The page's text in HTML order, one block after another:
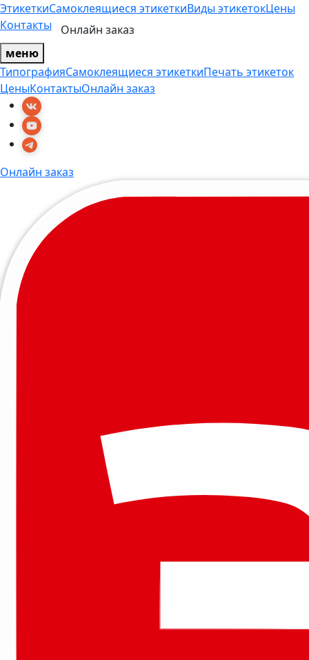
ЭтикеткиСамоклеящиеся этикеткиВиды этикетокЦены
Контакты
Онлайн заказ
меню
ТипографияСамоклеящиеся этикеткиПечать этикеток
ЦеныКонтактыОнлайн заказ
Онлайн заказ